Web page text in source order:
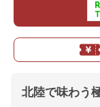
北陸で味わう